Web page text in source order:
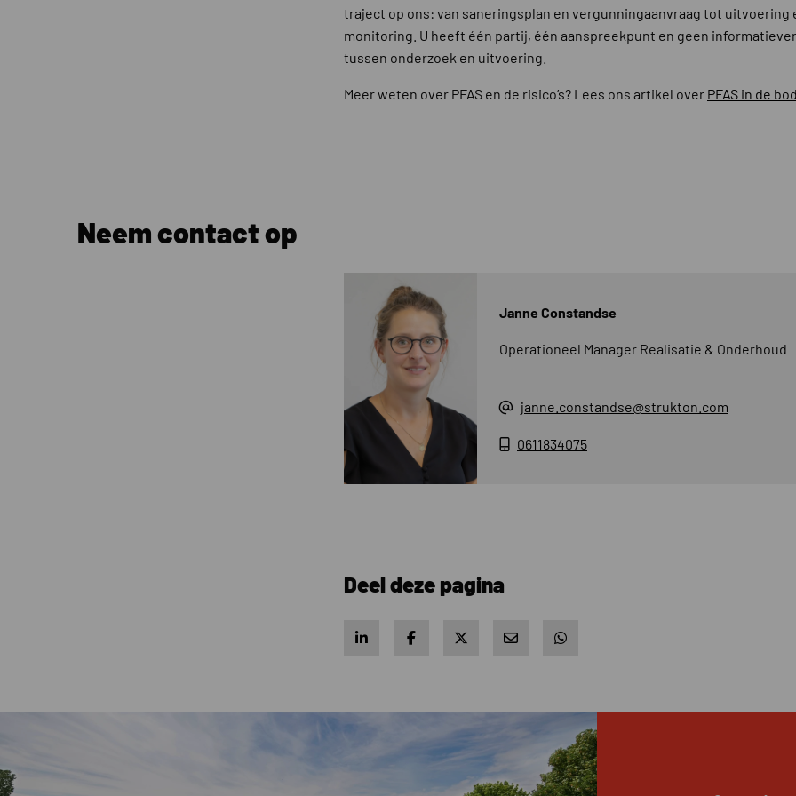
traject op ons: van saneringsplan en vergunningaanvraag tot uitvoering
monitoring. U heeft één partij, één aanspreekpunt en geen
tussen onderzoek en uitvoering.
Meer weten over PFAS en de risico’s? Lees ons artikel over PFAS in de
Neem contact op
Janne Constandse
Operationeel Manager Realisatie & Onderhoud
janne.constandse@strukton.com
0611834075
Deel deze pagina
Share on LinkedIn
Share on Facebook
Share on XShare via e-mailShare via WhatsApp